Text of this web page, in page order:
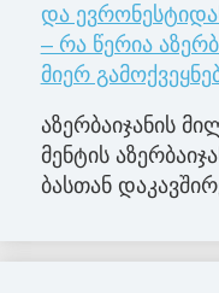
და
– რა წერია
მიერ
აზერ­ბა­ი­ჯა­ნის
მენ­ტის
ბას­თან